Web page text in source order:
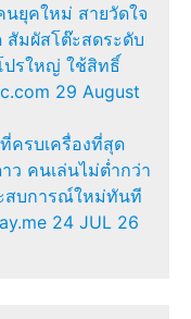
นยุคใหม่ สายวัดใจ
สัมผัสโต๊ะสดระดับ
ปรใหญ่ ใช้สิทธิ์
29 August
ครบเครื่องที่สุด
ว คนเล่นไม่ต่ำกว่า
สบการณ์ใหม่ทันที
24 JUL 26